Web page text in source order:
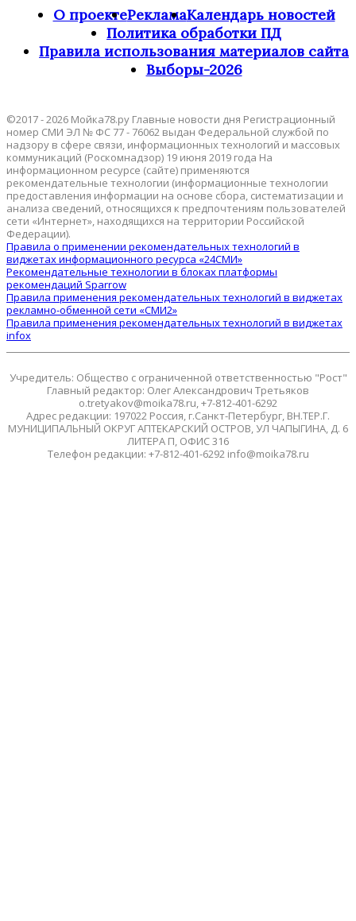
О проектеРекламаКалендарь новостей
Политика обработки ПД
Правила использования материалов сайта
Выборы-2026
©2017 - 2026 Мойка78.ру Главные новости дня Регистрационный
номер СМИ ЭЛ № ФС 77 - 76062 выдан Федеральной службой по
надзору в сфере связи, информационных технологий и массовых
коммуникаций (Роскомнадзор) 19 июня 2019 года На
информационном ресурсе (сайте) применяются
рекомендательные технологии (информационные технологии
предоставления информации на основе сбора, систематизации и
анализа сведений, относящихся к предпочтениям пользователей
сети «Интернет», находящихся на территории Российской
Федерации).
Правила о применении рекомендательных технологий в
виджетах информационного ресурса «24СМИ»
Рекомендательные технологии в блоках платформы
рекомендаций Sparrow
Правила применения рекомендательных технологий в виджетах
рекламно-обменной сети «СМИ2»
Правила применения рекомендательных технологий в виджетах
infox
Учредитель: Общество с ограниченной ответственностью "Рост"
Главный редактор: Олег Александрович Третьяков
o.tretyakov@moika78.ru, +7-812-401-6292
Адрес редакции: 197022 Россия, г.Санкт-Петербург, ВН.ТЕР.Г.
МУНИЦИПАЛЬНЫЙ ОКРУГ АПТЕКАРСКИЙ ОСТРОВ, УЛ ЧАПЫГИНА, Д. 6
ЛИТЕРА П, ОФИС 316
Телефон редакции: +7-812-401-6292 info@moika78.ru